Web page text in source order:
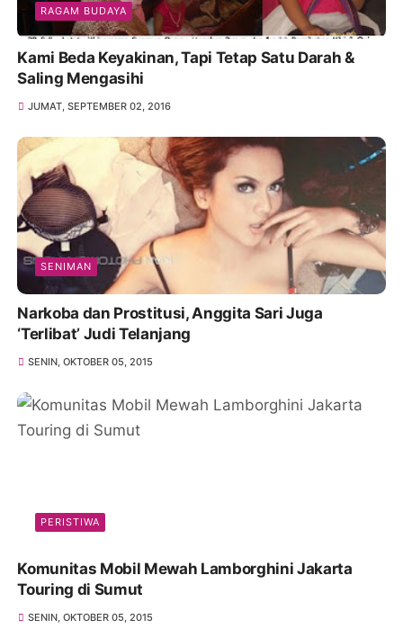
RAGAM BUDAYA
Kami Beda Keyakinan, Tapi Tetap Satu Darah &
Saling Mengasihi
JUMAT, SEPTEMBER 02, 2016
SENIMAN
Narkoba dan Prostitusi, Anggita Sari Juga
‘Terlibat’ Judi Telanjang
SENIN, OKTOBER 05, 2015
PERISTIWA
Komunitas Mobil Mewah Lamborghini Jakarta
Touring di Sumut
SENIN, OKTOBER 05, 2015